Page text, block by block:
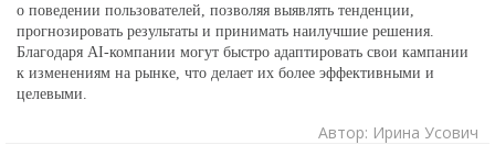
о поведении пользователей, позволяя выявлять тенденции,
прогнозировать результаты и принимать наилучшие решения.
Благодаря AI-компании могут быстро адаптировать свои кампании
к изменениям на рынке, что делает их более эффективными и
целевыми.
Автор: Ирина Усович